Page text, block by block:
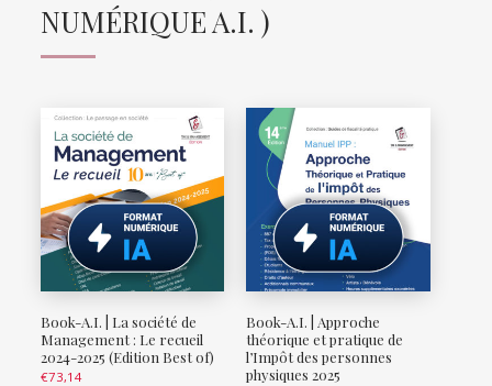
NUMÉRIQUE A.I. )
Book-A.I. | La société de
Management : Le recueil
2024-2025 (Edition Best of)
€73,14
Book-A.I. | Approche
théorique et pratique de
l’Impôt des personnes
physiques 2025